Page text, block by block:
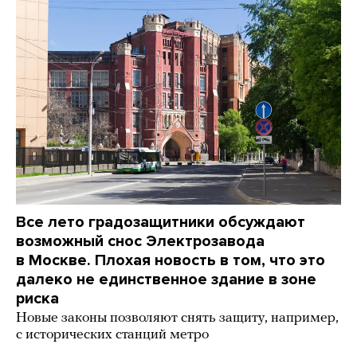
Все лето градозащитники обсуждают
возможный снос Электрозавода
в Москве. Плохая новость в том, что это
далеко не единственное здание в зоне
риска
Новые законы позволяют снять защиту, например,
с исторических станций метро